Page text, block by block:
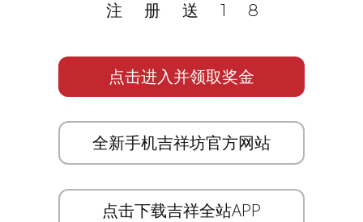
注册送18
点击进入并领取奖金
全新手机吉祥坊官方网站
点击下载吉祥全站APP